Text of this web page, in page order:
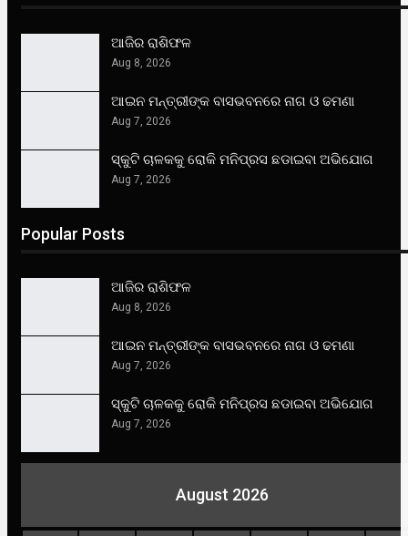
ଆଜିର ରାଶିଫଳ
Aug 8, 2026
ଆଇନ ମନ୍ତ୍ରୀଙ୍କ ବାସଭବନରେ ନାଗ ଓ ଢମଣା
Aug 7, 2026
ସ୍କୁଟି ଚାଳକକୁ ରୋକି ମନିପ୍ରସ ଛଡାଇବା ଅଭିଯୋଗ
Aug 7, 2026
Popular Posts
ଆଜିର ରାଶିଫଳ
Aug 8, 2026
ଆଇନ ମନ୍ତ୍ରୀଙ୍କ ବାସଭବନରେ ନାଗ ଓ ଢମଣା
Aug 7, 2026
ସ୍କୁଟି ଚାଳକକୁ ରୋକି ମନିପ୍ରସ ଛଡାଇବା ଅଭିଯୋଗ
Aug 7, 2026
August 2026